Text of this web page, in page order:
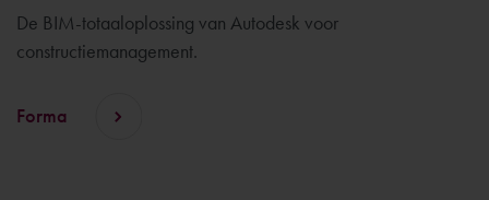
De BIM-totaaloplossing van Autodesk voor
constructiemanagement.
Forma